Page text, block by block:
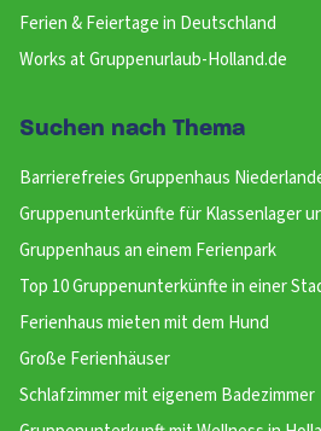
Ferien & Feiertage in Deutschland
Works at Gruppenurlaub-Holland.de
Suchen nach Thema
Barrierefreies Gruppenhaus
Gruppenunterkünfte für Klassenlager
Gruppenhaus an einem Ferienpark
Top 10 Gruppenunterkünfte in einer
Ferienhaus mieten mit dem Hund
Große Ferienhäuser
Schlafzimmer mit eigenem Badezimmer